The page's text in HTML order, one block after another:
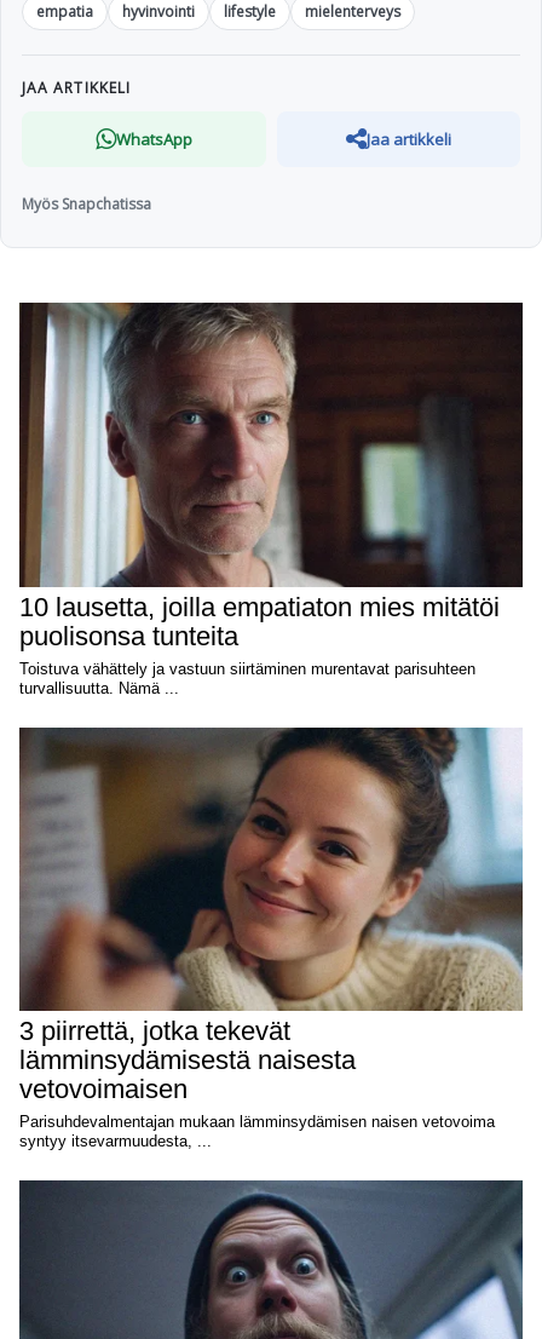
empatia
hyvinvointi lifestyle mielenterveys
JAA ARTIKKELI
WhatsApp Jaa artikkeli
Myös Snapchatissa